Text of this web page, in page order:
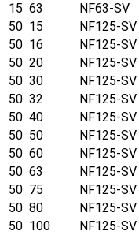
15 63 NF63-SV
50 15 NF125-SV
50 16 NF125-SV
50 20 NF125-SV
50 30 NF125-SV
50 32 NF125-SV
50 40 NF125-SV
50 50 NF125-SV
50 60 NF125-SV
50 63 NF125-SV
50 75 NF125-SV
50 80 NF125-SV
50 100 NF125-SV